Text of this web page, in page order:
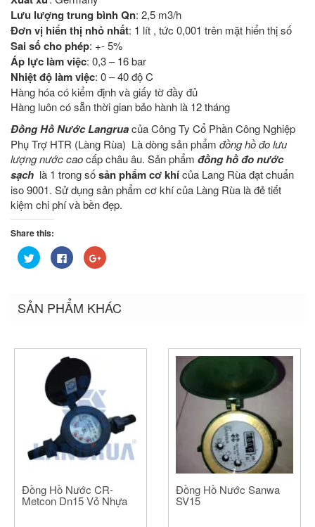
Lưu lượng trung bình Qn: 2,5 m3/h
Đơn vị hiển thị nhỏ nhất: 1 lít , tức 0,001 trên mặt hiển thị số
Sai số cho phép: +- 5%
Áp lực làm việc: 0,3 – 16 bar
Nhiệt độ làm việc: 0 – 40 độ C
Hàng hóa có kiểm định và giấy tờ đầy đủ
Hàng luôn có sẵn thời gian bảo hành là 12 tháng
Đồng Hồ Nước Langruacủa Công Ty Cổ Phần Công Nghiệp
Phụ Trợ HTR (Làng Rùa) Là dòng sản phẩm đồng hồ đo lưu
lượng nước caocấp châu âu. Sản phẩm đồng hồ đo nước
sạch là 1 trong sốsản phẩm cơ khícủa Lang Rùa đạt chuẩn
iso 9001. Sử dụng sản phẩm cơ khí của Làng Rùa là đẻ tiết
kiệm chi phí và bền đẹp.
Share this:
Bấm
để
(Opens
in
Nhấn
vào
Facebook
(Opens
in
Bấm
để
(Opens
in
SẢN PHẨM KHÁC
Đồng Hồ Nước CR-
Metcon Dn15 Vỏ Nhựa
Đồng Hồ Nước Sanwa
SV15